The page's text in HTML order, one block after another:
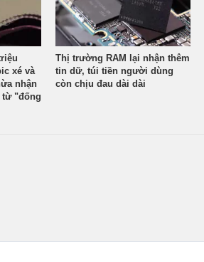
xé và
nhận
"đống
Thị trường RAM lại nhận thêm
tin dữ, túi tiền người dùng
còn chịu đau dài dài